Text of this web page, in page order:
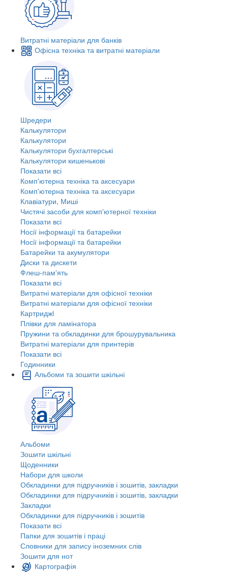
Витратні матеріали для банків
Офісна техніка та витратні матеріали
Шредери
Калькулятори
Калькулятори
Калькулятори бухгалтерські
Калькулятори кишенькові
Показати всі
Комп'ютерна техніка та аксесуари
Комп'ютерна техніка та аксесуари
Клавіатури, Миші
Чистячі засоби для комп'ютерної техніки
Показати всі
Носії інформації та батарейки
Носії інформації та батарейки
Батарейки та акумулятори
Диски та дискети
Флеш-пам'ять
Показати всі
Витратні матеріали для офісної техніки
Витратні матеріали для офісної техніки
Картриджi
Плівки для ламінатора
Пружини та обкладинки для брошурувальника
Витратні матеріали для принтерів
Показати всі
Годинники
Альбоми та зошити шкільні
Альбоми
Зошити шкільні
Щоденники
Набори для школи
Обкладинки для підручників і зошитів, закладки
Обкладинки для підручників і зошитів, закладки
Закладки
Обкладинки для підручників і зошитів
Показати всі
Папки для зошитів і праці
Словники для запису іноземних слів
Зошити для нот
Картографія